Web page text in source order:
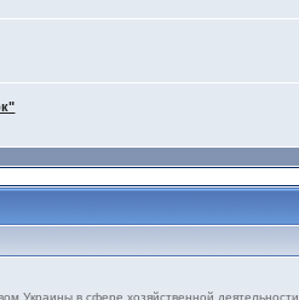
Украины в сфере хозяйственной деятельности.